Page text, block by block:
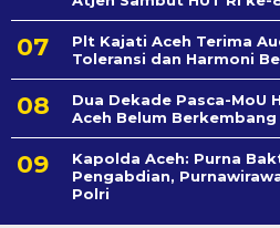
Plt Kajati Aceh Terima
Toleransi dan Harmoni
Dua Dekade Pasca-MoU
Aceh Belum Berkembang
Kapolda Aceh: Purna
Pengabdian,
Polri